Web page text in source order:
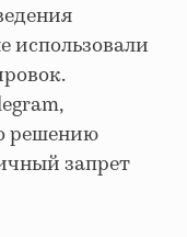
использовали
решению
запрет